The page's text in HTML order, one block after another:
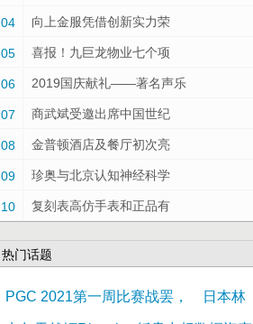
04 向上金服凭借创新实力荣
05 喜报！九巨龙物业七个项
06 2019国庆献礼——著名声乐
07 商武斌受邀出席中国世纪
08 金普顿酒店及餐厅初次亮
09 珍奥与北京认知神经科学
10 复刻表高仿手表和正品有
热门话题
PGC 2021第一周比赛战罢， 日本林